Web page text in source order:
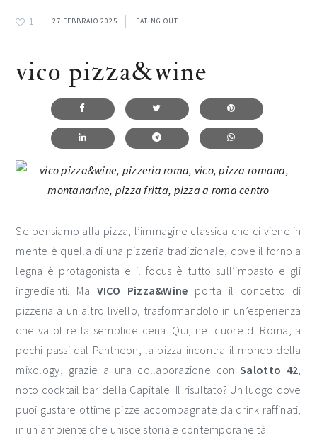
1 27 FEBBRAIO 2025 EATING OUT
vico pizza&wine
Se pensiamo alla pizza, l’immagine classica che ci viene in
mente è quella di una pizzeria tradizionale, dove il forno a
legna è protagonista e il focus è tutto sull’impasto e gli
ingredienti. Ma VICO Pizza&Wine porta il concetto di
pizzeria a un altro livello, trasformandolo in un’esperienza
che va oltre la semplice cena. Qui, nel cuore di Roma, a
pochi passi dal Pantheon, la pizza incontra il mondo della
mixology, grazie a una collaborazione conSalotto 42,
noto cocktail bar della Capitale. Il risultato? Un luogo dove
puoi gustare ottime pizze accompagnate da drink raffinati,
in un ambiente che unisce storia e contemporaneità.